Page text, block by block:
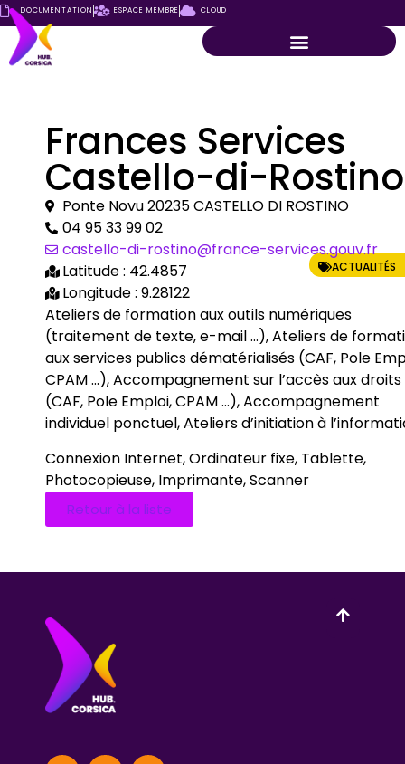
DOCUMENTATION ESPACE MEMBRE CLOUD
ACTUALITÉS
Frances Services
Castello-di-Rostino
Ponte Novu 20235 CASTELLO DI ROSTINO
04 95 33 99 02
castello-di-rostino@france-services.gouv.fr
Latitude : 42.4857
Longitude : 9.28122
Ateliers de formation aux outils numériques
(traitement de texte, e-mail …), Ateliers de
aux services publics dématérialisés (CAF, Pole
CPAM …), Accompagnement sur l’accès aux droits
(CAF, Pole Emploi, CPAM …), Accompagnement
individuel ponctuel, Ateliers d’initiation à
Connexion Internet, Ordinateur fixe, Tablette,
Photocopieuse, Imprimante, Scanner
Retour à la liste